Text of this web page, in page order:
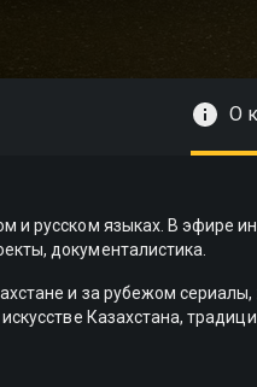
О
и русском языках. В эфире
документалистика.
и за рубежом
Казахстана,